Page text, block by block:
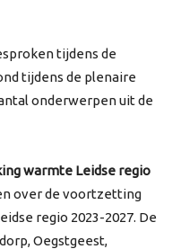
tijdens de
tijdens de plenaire
onderwerpen uit de
warmte Leidse regio
over de voortzetting
regio 2023-2027. De
Oegstgeest,